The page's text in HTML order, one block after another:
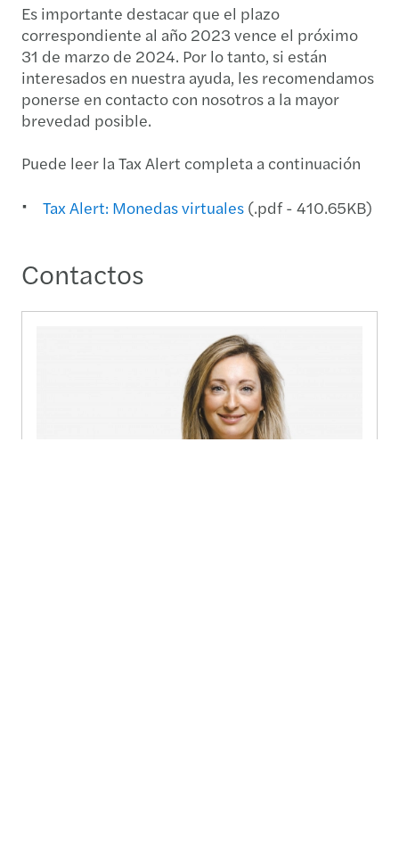
Es importante destacar que el plazo
correspondiente al año 2023 vence el próximo
31 de marzo de 2024. Por lo tanto, si están
interesados en nuestra ayuda, les recomendamos
ponerse en contacto con nosotros a la mayor
brevedad posible.
Puede leer la Tax Alert completa a continuación
Tax Alert: Monedas virtuales (.pdf - 410.65KB)
Contactos